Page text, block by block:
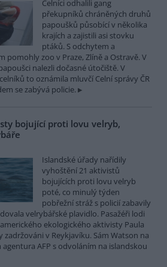
Celníci odhalili gang
překupníků chráněných druhů
papoušků působící v několika
krajích a zajistili asi stovku
ptáků. S odchytem a
pomohly zoo v Praze, Zlíně a Ostravě. V
nalezli dočasné útočiště. V
celníků to oznámila mluvčí Celní správy ČR
se zabývá policie.
bojující proti lovu velryb,
Islandské úřady nařídily
vyhoštění 21 aktivistů
bojujících proti lovu velryb
poté, co minulý týden
pobřežní stráž s policií zabavily
velrybářské plavidlo. Pasažéři lodi
ekologického aktivisty Paula
v Reykjavíku. Sám Watson na
AFP s odvoláním na islandskou